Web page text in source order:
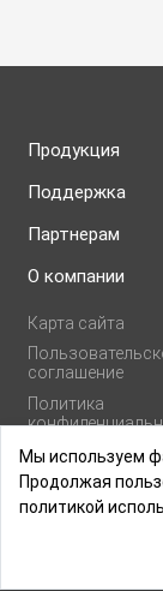
Продукция
Поддержка
Партнерам
О компании
Карта сайта
соглашение
Политика
Согласие на
обработку
персональных
данных
Мы используем
Продолжая
политикой